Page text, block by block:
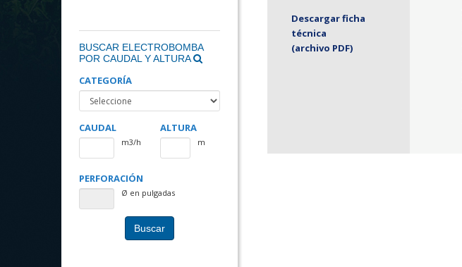
BUSCAR ELECTROBOMBA
POR CAUDAL Y ALTURA
CATEGORÍA
CAUDAL
m3/h
ALTURA
m
PERFORACIÓN
Ø en pulgadas
Buscar
Descargar ficha
técnica
(archivo PDF)